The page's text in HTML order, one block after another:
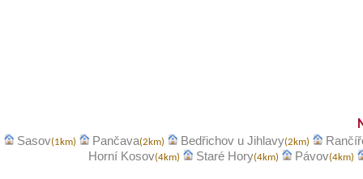
Sasov(1km) Pančava(2km) Bedřichov u Jihlavy(2km)
Horní Kosov(4km) Staré Hory(4km) Pávov(4km)